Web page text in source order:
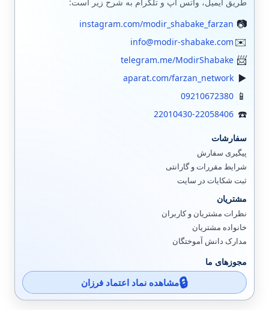
طریق ایمیل، واتس اپ و تلگرام به شرح زیر است:
instagram.com/modir_shabake_farzan
info@modir-shabake.com
telegram.me/ModirShabake
aparat.com/farzan_network
09210672380
22010430-22058406
سفارشات
پیگیری سفارش
شرایط مقررات و گارانتی
ثبت شکایات در سایت
مشتریان
نظرات مشتریان و کاربران
خانواده مشتریان
مدارک دانش آموختگان
مجوزهای ما
مشاهده نماد اعتماد فرزان